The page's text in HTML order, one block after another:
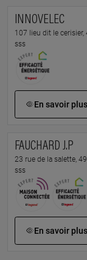
INNOVELEC
107 lieu dit le cerisier,
sss
En savoir plus
FAUCHARD J.P
23 rue de la salette,
sss
En savoir plus